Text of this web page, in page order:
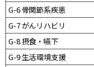
G-6 骨関節系疾患
G-7 がんリハビリ
G-8 摂食・嚥下
G-9 生活環境支援